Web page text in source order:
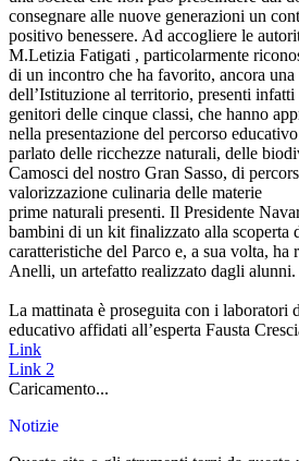
consegnare alle nuove generazioni un
positivo benessere. Ad accogliere le
M.Letizia Fatigati , particolarmente
di un incontro che ha favorito, ancora una
dell’Istituzione al territorio, presenti infatti
genitori delle cinque classi, che hanno
nella presentazione del percorso
parlato delle ricchezze naturali, delle
Camosci del nostro Gran Sasso, di
valorizzazione culinaria delle materie
prime naturali presenti. Il Presidente
bambini di un kit finalizzato alla scoperta
caratteristiche del Parco e, a sua volta,
Anelli, un artefatto realizzato dagli alunni.
La mattinata è proseguita con i laboratori
educativo affidati all’esperta Fausta
Link
Link 2
Caricamento...
Notizie